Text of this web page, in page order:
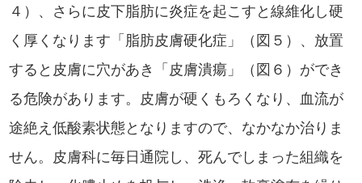
４）、さらに皮下脂肪に炎症を起こすと線維化し硬
く厚くなります「脂肪皮膚硬化症」（図５）、放置
すると皮膚に穴があき「皮膚潰瘍」（図６）ができ
る危険があります。皮膚が硬くもろくなり、血流が
途絶え低酸素状態となりますので、なかなか治りま
せん。皮膚科に毎日通院し、死んでしまった組織を